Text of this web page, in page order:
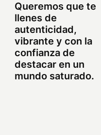
Queremos que te
llenes de
autenticidad,
vibrante y con la
confianza de
destacar en un
mundo saturado.